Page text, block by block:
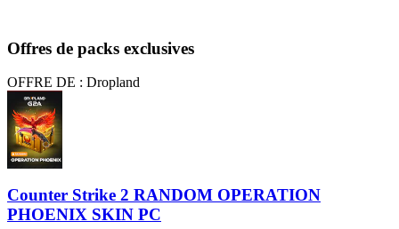
Offres de packs exclusives
OFFRE DE : Dropland
Counter Strike 2 RANDOM OPERATION
PHOENIX SKIN PC